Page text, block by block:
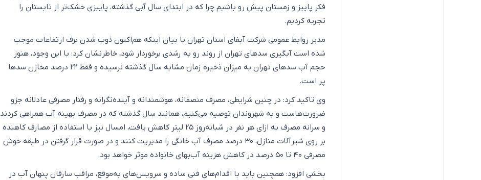
فکر پاییز و زمستان پیش رو باشیم چرا که در ابتدای سال آبی گذشته، پاییزی خشک‌تر از تابستان را
تجربه کردیم.
مدیر روابط عمومی شرکت آبفای استان تهران با بیان اینکه هم‌اکنون ذوب شدن برف ارتفاعات موجب
شده است آبگیری سدهای تهران از روند رو به رشدی برخوردار شود، خاطرنشان کرد: با این وجود، هنوز
حجم آب سدهای تهران به میزان ذخیره زمان مشابه سال گذشته نرسیده و فقط ۲۲ درصد مخازن سدها
پر است.
وی تاکید کرد: در چنین شرایطی، مصرف منصفانه، هوشمندانه و آینده‌نگرانه و رفتار مصرفی عادلانه جزو
ضرورت‌هاست و به شهروندان توصیه می‌کنیم، همانند سال گذشته که در مصرف بهینه آب همراهی کردند
و سرانه مصرف به ازای هر نفر در شبانه‌روز ۲۵ لیتر کاهش یافت، امسال نیز با استفاده از مصارف کاهنده
بر روی شیرآلات منازل، ۳۰ درصد مصرف آب خانگی را مدیریت کنند و در صورت قرار گرفتن در طبقه خوش
مصرفی ۴۰ تا ۵۰ درصد در کاهش هزینه آب‌بهای خانواده موثر خواهد بود.
بخشی افزود: همچنین باید با اقدام‌های فنی ساده و سرویس‌های به‌موقع، مراقب سارقان پنهان آب در